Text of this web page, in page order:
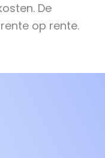
De
op rente.